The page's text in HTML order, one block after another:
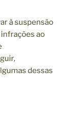
à suspensão
ao
dessas